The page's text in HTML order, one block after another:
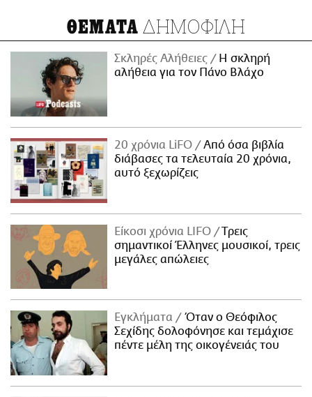
ΘΕΜΑΤΑ ΔΗΜΟΦΙΛΗ
Σκληρές Αλήθειες
H σκληρή
αλήθεια για τον Πάνο Βλάχο
20 χρόνια LiFO
Από όσα βιβλία
διάβασες τα τελευταία 20 χρόνια,
αυτό ξεχωρίζεις
Είκοσι χρόνια LIFO
Tρεις
σημαντικοί Έλληνες μουσικοί, τρεις
μεγάλες απώλειες
Εγκλήματα
Όταν ο Θεόφιλος
Σεχίδης δολοφόνησε και τεμάχισε
πέντε μέλη της οικογένειάς του